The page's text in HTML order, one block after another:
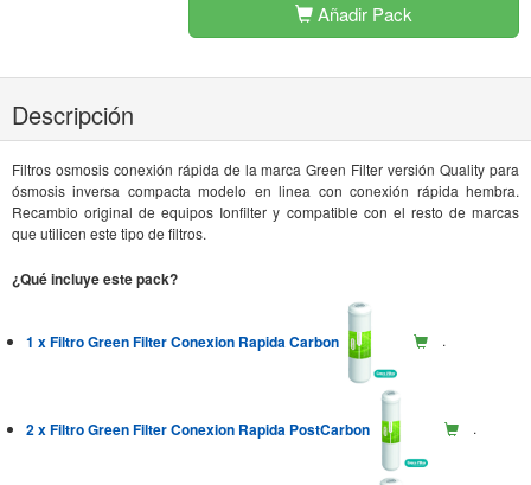
Añadir Pack
Descripción
Filtros osmosis conexión rápida de la marca Green Filter versión Quality para
ósmosis inversa compacta modelo en linea con conexión rápida hembra.
Recambio original de equipos Ionfilter y compatible con el resto de marcas
que utilicen este tipo de filtros.
¿Qué incluye este pack?
1 x Filtro Green Filter Conexion Rapida Carbon .
2 x Filtro Green Filter Conexion Rapida PostCarbon .